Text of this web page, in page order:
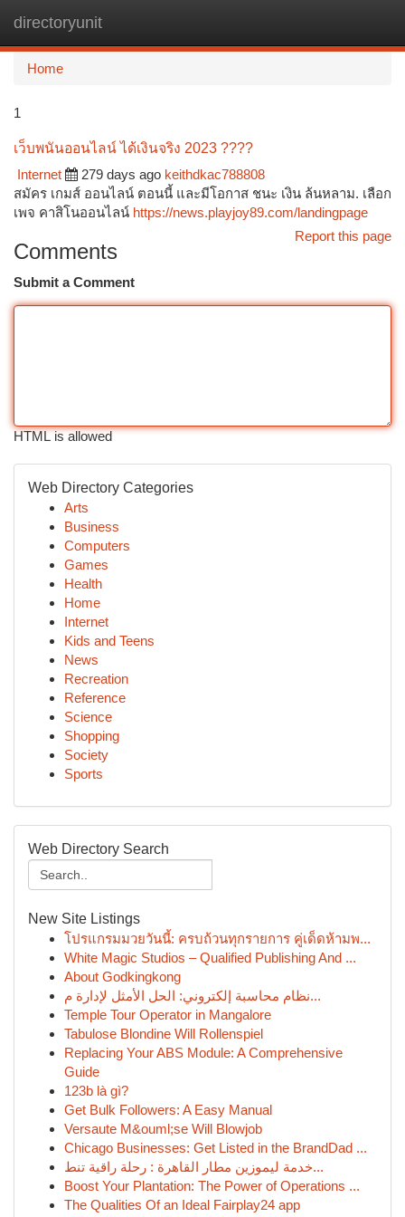
directoryunit
Home
1
เว็บพนันออนไลน์ ได้เงินจริง 2023 ????
Internet
279 days ago keithdkac788808
สมัคร เกมส์ ออนไลน์ ตอนนี้ และมีโอกาส ชนะ เงิน ล้นหลาม. เลือก
เพจ คาสิโนออนไลน์ https://news.playjoy89.com/landingpage
Report this page
Comments
Submit a Comment
HTML is allowed
Web Directory Categories
Arts
Business
Computers
Games
Health
Home
Internet
Kids and Teens
News
Recreation
Reference
Science
Shopping
Society
Sports
Web Directory Search
New Site Listings
โปรแกรมมวยวันนี้: ครบถ้วนทุกรายการ คู่เด็ดห้ามพ...
White Magic Studios – Qualified Publishing And ...
About Godkingkong
نظام محاسبة إلكتروني: الحل الأمثل لإدارة م...
Temple Tour Operator in Mangalore
Tabulose Blondine Will Rollenspiel
Replacing Your ABS Module: A Comprehensive
Guide
123b là gì?
Get Bulk Followers: A Easy Manual
Versaute M&ouml;se Will Blowjob
Chicago Businesses: Get Listed in the BrandDad ...
خدمة ليموزين مطار القاهرة : رحلة راقية تنط...
Boost Your Plantation: The Power of Operations ...
The Qualities Of an Ideal Fairplay24 app